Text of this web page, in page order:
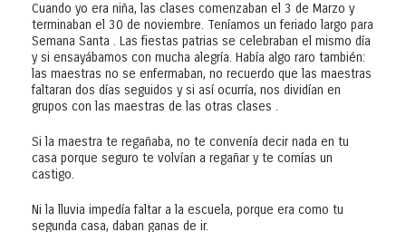
Cuando yo era niña, las clases comenzaban el 3 de Marzo y
terminaban el 30 de noviembre. Teníamos un feriado largo para
Semana Santa . Las fiestas patrias se celebraban el mismo día
y si ensayábamos con mucha alegría. Había algo raro también:
las maestras no se enfermaban, no recuerdo que las maestras
faltaran dos días seguidos y si así ocurría, nos dividían en
grupos con las maestras de las otras clases .
Si la maestra te regañaba, no te convenía decir nada en tu
casa porque seguro te volvían a regañar y te comías un
castigo.
Ni la lluvia impedía faltar a la escuela, porque era como tu
segunda casa, daban ganas de ir.